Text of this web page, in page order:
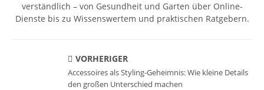
verständlich – von Gesundheit und Garten über Online-
Dienste bis zu Wissenswertem und praktischen Ratgebern.
VORHERIGER
Accessoires als Styling-Geheimnis: Wie kleine Details
den großen Unterschied machen